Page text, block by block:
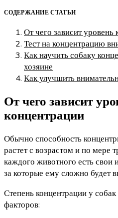
СОДЕРЖАНИЕ СТАТЬИ
От чего зависит уровень
Тест на концентрацию
Как научить собаку
хозяине
Как улучшить
От чего зависит
концентрации
Обычно способность
растет с возрастом и по мере
каждого животного есть свои
за которые ему сложно будет
Степень концентрации у собак
факторов: